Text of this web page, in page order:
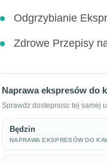
Odgrzybianie
Zdrowe Przepisy
Naprawa ekspresów do
Sprawdz dostepnosc tej samej
Będzin
NAPRAWA EKSPRESÓW DO